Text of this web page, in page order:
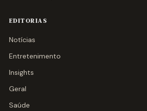
EDITORIAS
Notícias
Entretenimento
Insights
Geral
Saúde